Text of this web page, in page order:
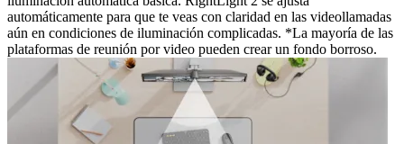
automáticamente para que te veas con claridad en las videollamadas
aún en condiciones de iluminación complicadas. *La mayoría de las
plataformas de reunión por video pueden crear un fondo borroso.